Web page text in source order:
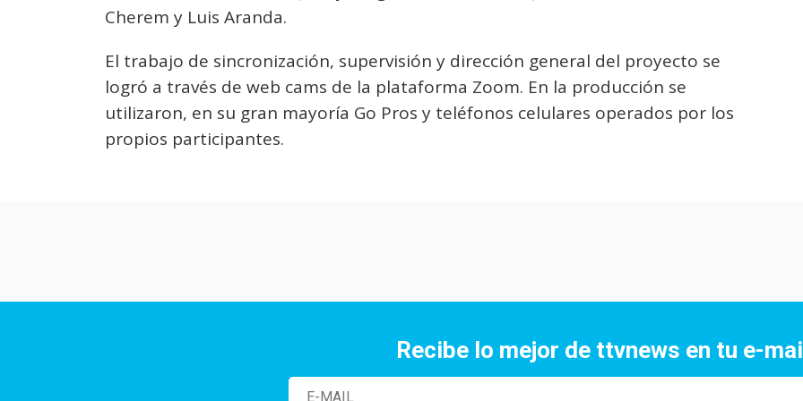
Cherem y Luis Aranda.
El trabajo de sincronización, supervisión y dirección general del proyecto se
logró a través de web cams de la plataforma Zoom. En la producción se
utilizaron, en su gran mayoría Go Pros y teléfonos celulares operados por los
propios participantes.
Recibe lo mejor de ttvnews en tu e-